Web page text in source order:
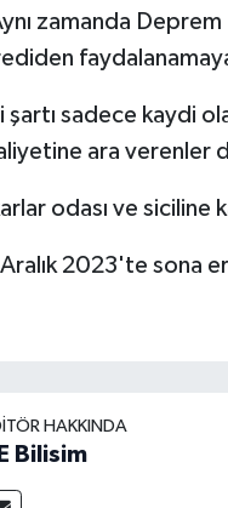
zamanda
şartı sadece kaydi
ara verenler
odası ve siciline
2023'te sona
HAKKINDA
Bilisim